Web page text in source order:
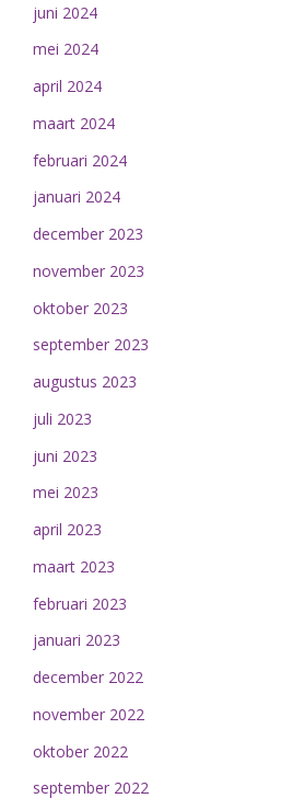
juni 2024
mei 2024
april 2024
maart 2024
februari 2024
januari 2024
december 2023
november 2023
oktober 2023
september 2023
augustus 2023
juli 2023
juni 2023
mei 2023
april 2023
maart 2023
februari 2023
januari 2023
december 2022
november 2022
oktober 2022
september 2022